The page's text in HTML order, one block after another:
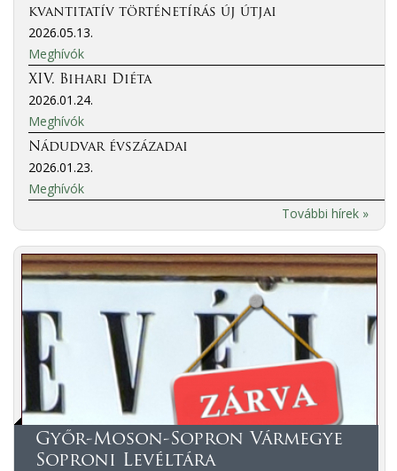
kvantitatív történetírás új útjai
2026.05.13.
Meghívók
XIV. Bihari Diéta
2026.01.24.
Meghívók
Nádudvar évszázadai
2026.01.23.
Meghívók
További hírek »
Győr-Moson-Sopron Vármegye
Soproni Levéltára